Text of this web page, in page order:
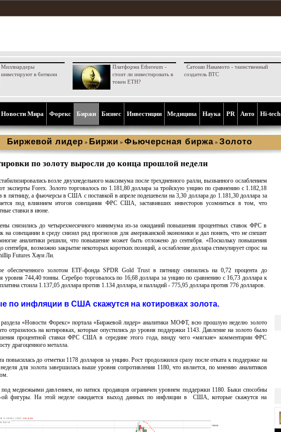
Миллиардеры
инвестируют в биткоин
Платформа Ethereum -
стоит ли инвестировать в
токен ETH?
Сатоши Накамото - таинственный
создатель BTC
Новости Мира Форекс Биржи Бизнес Инвестиции Медицина Наука PR Aвто Hi-tech
Биржевой лидер » Биржи » Фьючерсная биржа » Золото
по золоту выросли до конца прошлой недели
возле двухнедельного максимума после трехдневного ралли, вызванного ослаблением
эксперты Forex. Золото торговалось по 1.181,80 доллара за тройскую унцию по сравнению с 1.182,18
в пятницу, а фьючерсы в США с поставкой в апреле подешевели на 3,30 доллара до 1.181,30 доллара за
под влиянием итогов совещания ФРС США, заставивших инвесторов усомниться в том, что
ставки в июне.
снизились до четырехмесячного минимума из-за ожиданий повышения процентных ставок ФРС в
на совещании в среду снизил ряд прогнозов для американской экономики и дал понять, что не спешит
аналитики решили, что повышение может быть отложено до сентября. «Поскольку повышения
сентября, возможно закрытие некоторых коротких позиций, а ослабление доллара стимулирует спрос на
Futures Хауи Ли.
обеспеченного золотом ETF-фонда SPDR Gold Trust в пятницу снизились на 0,72 процента до
уровня 744,40 тонны. Серебро торговалось по 16,68 доллара за унцию по сравнению с 16,73 доллара к
стоила 1.137,05 доллара против 1.134 доллара, и палладий - 775,95 доллара против 776 долларов.
по инфляции в США скажутся на котировках золота.
«Новости Форекс» портала «Биржевой лидер» аналитики МОФТ, всю прошлую неделю золото
отразилось на котировках, которые опустились до уровня поддержки 1143. Давление на золото было
процентной ставки ФРС США в середине этого года, ввиду чего «мягкие» комментарии ФРС
драгоценного металла.
повысилась до отметки 1178 долларов за унцию. Рост продолжился сразу после отката к поддержке на
для золота завершилась выше уровня сопротивления 1180, что является, по мнению аналитиков
под медвежьими давлением, но натиск продавцов ограничен уровнем поддержки 1180. Быки способны
ой фигуры. На этой неделе ожидается выход данных по инфляции в США, которые скажутся на